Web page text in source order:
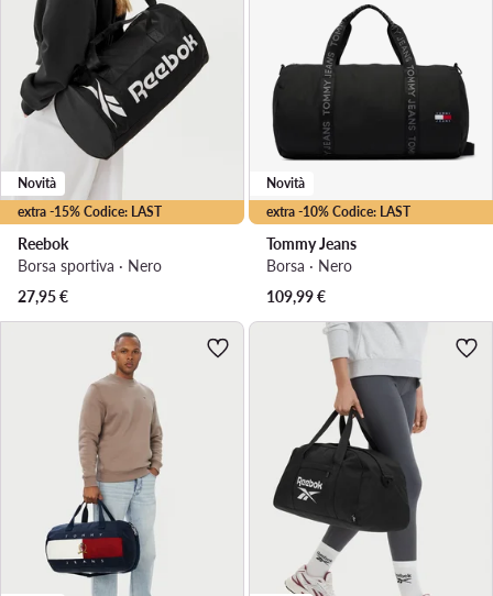
extra -15% Codice: LAST
Novità
Reebok
Borsa sportiva · Nero
27,95€
extra -10% Codice: LAST
Novità
Tommy Jeans
Borsa · Nero
109,99€